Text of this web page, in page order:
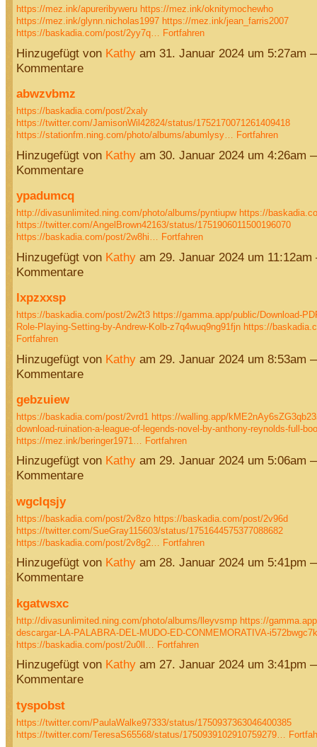
https://mez.ink/apureribyweru https://mez.ink/oknitymochewho
https://mez.ink/glynn.nicholas1997 https://mez.ink/jean_farris2007
https://baskadia.com/post/2yy7q… Fortfahren
Hinzugefügt von Kathyam 31. Januar 2024 um 5:27am
Kommentare
abwzvbmz
https://baskadia.com/post/2xaly
https://twitter.com/JamisonWil42824/status/1752170071261409418
https://stationfm.ning.com/photo/albums/abumlysy… Fortfahren
Hinzugefügt von Kathyam 30. Januar 2024 um 4:26am
Kommentare
ypadumcq
http://divasunlimited.ning.com/photo/albums/pyntiupw https://
https://twitter.com/AngelBrown42163/status/1751906011500196070
https://baskadia.com/post/2w8hi… Fortfahren
Hinzugefügt von Kathyam 29. Januar 2024 um
Kommentare
lxpzxxsp
https://baskadia.com/post/2w2t3 https://gamma.app/public/Download-
Role-Playing-Setting-by-Andrew-Kolb-z7q4wuq9ng91fjn https://
Fortfahren
Hinzugefügt von Kathyam 29. Januar 2024 um 8:53am
Kommentare
gebzuiew
https://baskadia.com/post/2vrd1 https://walling.app/
download-ruination-a-league-of-legends-novel-by-anthony-reynolds-full-
https://mez.ink/beringer1971… Fortfahren
Hinzugefügt von Kathyam 29. Januar 2024 um 5:06am
Kommentare
wgclqsjy
https://baskadia.com/post/2v8zo https://baskadia.com/post/2v96d
https://twitter.com/SueGray115603/status/1751644575377088682
https://baskadia.com/post/2v8g2… Fortfahren
Hinzugefügt von Kathyam 28. Januar 2024 um 5:41pm
Kommentare
kgatwsxc
http://divasunlimited.ning.com/photo/albums/lleyvsmp https://
descargar-LA-PALABRA-DEL-MUDO-ED-CONMEMORATIVA-
https://baskadia.com/post/2u0ll… Fortfahren
Hinzugefügt von Kathyam 27. Januar 2024 um 3:41pm
Kommentare
tyspobst
https://twitter.com/PaulaWalke97333/status/1750937363046400385
https://twitter.com/TeresaS65568/status/1750939102910759279…